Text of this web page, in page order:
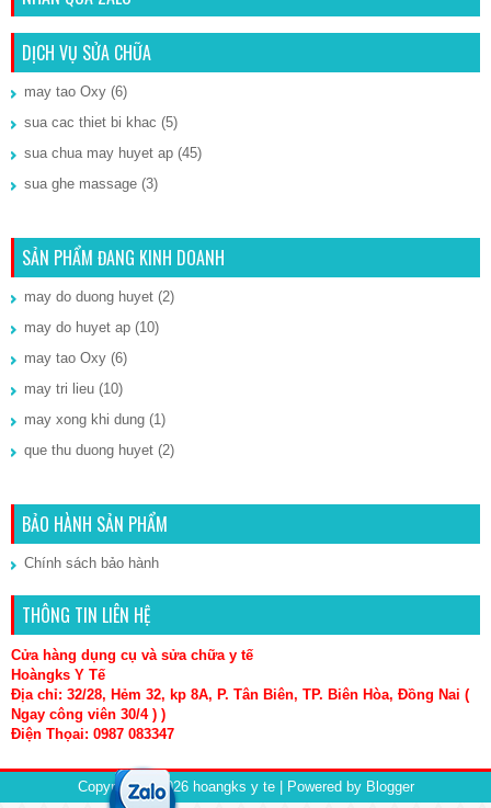
DỊCH VỤ SỬA CHỮA
may tao Oxy (6)
sua cac thiet bi khac (5)
sua chua may huyet ap (45)
sua ghe massage (3)
SẢN PHẨM ĐANG KINH DOANH
may do duong huyet (2)
may do huyet ap (10)
may tao Oxy (6)
may tri lieu (10)
may xong khi dung (1)
que thu duong huyet (2)
BẢO HÀNH SẢN PHẨM
Chính sách bảo hành
THÔNG TIN LIÊN HỆ
Cửa hàng dụng cụ và sửa chữa y tế
Hoàngks Y Tế
Địa chỉ: 32/28, Hẻm 32, kp 8A, P. Tân Biên, TP. Biên Hòa, Đồng Nai (
Ngay công viên 30/4 ) )
Điện Thọai: 0987 083347
Copyright ©2026 hoangks y te| Powered by Blogger